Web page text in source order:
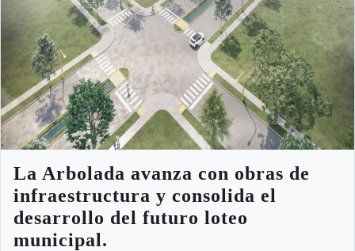
La Arbolada avanza con obras de
infraestructura y consolida el
desarrollo del futuro loteo
municipal.